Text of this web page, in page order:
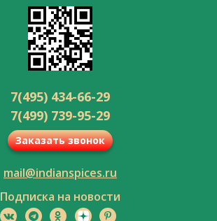
7(495) 434-66-29
7(499) 739-95-29
Заказать звонок
mail@indianspices.ru
Подписка на новости